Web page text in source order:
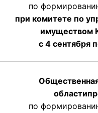
по
при комитете по
имуществом
с 4 сентября
области
по